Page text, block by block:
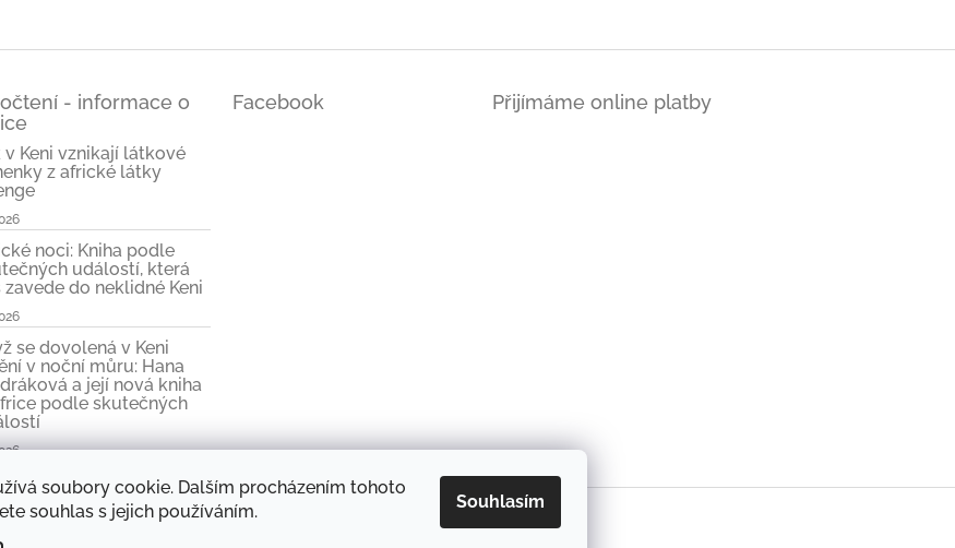
soubory cookie. Dalším procházením tohoto
souhlas s jejich používáním.
Souhlasím
- informace o
v Keni vznikají látkové
z africké látky
noci: Kniha podle
událostí, která
zavede do neklidné Keni
se dovolená v Keni
v noční můru: Hana
a její nová kniha
podle skutečných
Facebook Přijímáme online platby
Hindrákové Vše kolem Afriky Objevte kouzlo afrických látek